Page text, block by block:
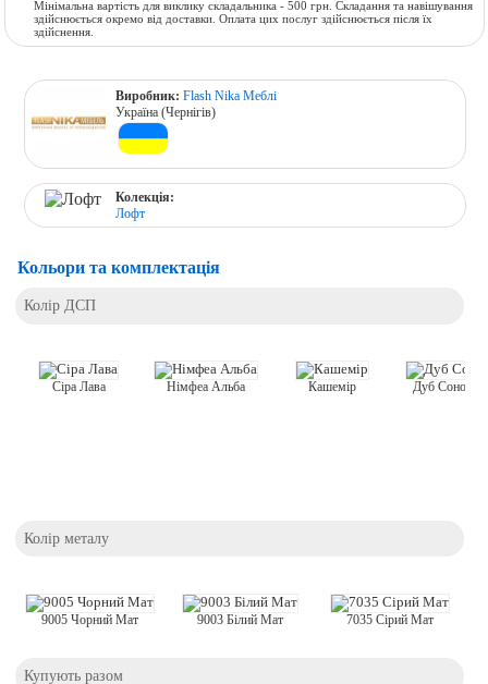
Мінімальна вартість для виклику складальника - 500 грн. Складання та навішування
здійснюється окремо від доставки. Оплата цих послуг здійснюється після їх
здійснення.
Виробник:Flash Nika Меблі
Україна (Чернігів)
Колекція:
Лофт
Кольори та комплектація
Колір ДСП
Сіра Лава Німфеа Альба Кашемір Дуб Сонома
Колір металу
9005 Чорний Мат 9003 Білий Мат 7035 Сірий Мат
Купують разом